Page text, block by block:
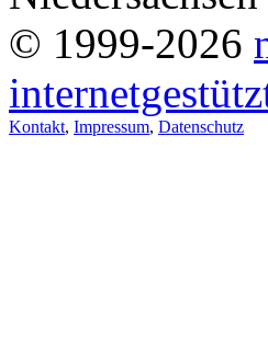
© 1999-2026
Kontakt, Impressum, Datenschutz